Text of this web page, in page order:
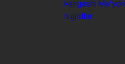
kengashi
hujjatlar